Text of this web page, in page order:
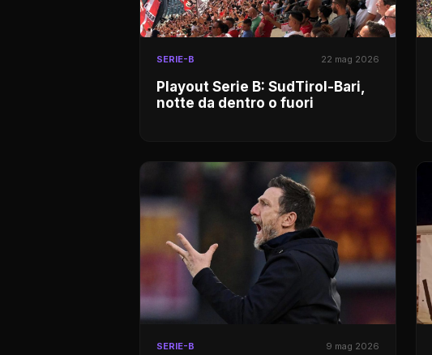
SERIE-B 22 mag 2026
Playout Serie B: SudTirol-Bari,
notte da dentro o fuori
SERIE-B 9 mag 2026